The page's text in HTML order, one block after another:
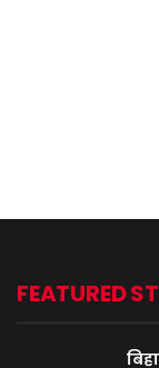
FEATURED